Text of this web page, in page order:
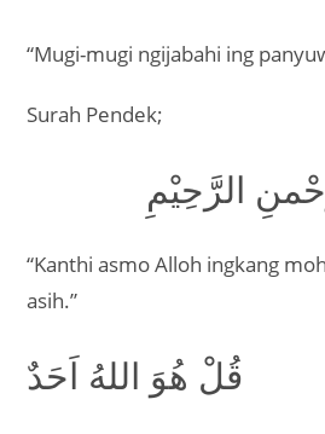
“Mugi-mugi ngijabahi ing
Surah Pendek;
“Kanthi asmo Alloh ingkang
asih.”
قُلْ هُوَ اللهُ اَحَدٌ